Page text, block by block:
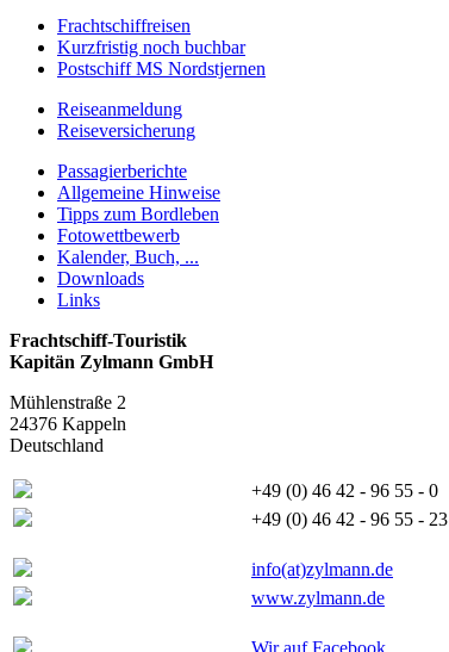
Frachtschiffreisen
Kurzfristig noch buchbar
Postschiff MS Nordstjernen
Reiseanmeldung
Reiseversicherung
Passagierberichte
Allgemeine Hinweise
Tipps zum Bordleben
Fotowettbewerb
Kalender, Buch, ...
Downloads
Links
Frachtschiff-Touristik
Kapitän Zylmann GmbH
Mühlenstraße 2
24376 Kappeln
Deutschland
+49 (0) 46 42 - 96 55 - 0
+49 (0) 46 42 - 96 55 - 23
info(at)zylmann.de
www.zylmann.de
Wir auf Facebook